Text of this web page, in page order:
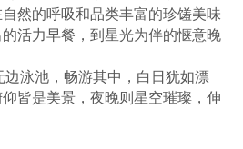
然的呼吸和品类丰富的珍馐美味
活力早餐，到星光为伴的惬意晚
泳池，畅游其中，白日犹如漂
皆是美景，夜晚则星空璀璨，伸